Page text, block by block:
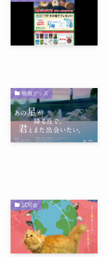
映画グッズ
試写会